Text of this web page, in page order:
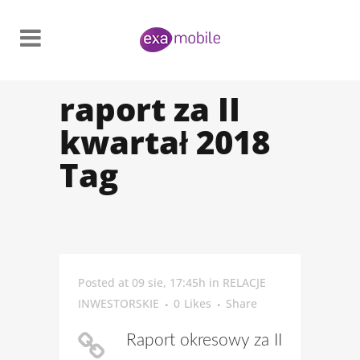
raport za II
kwartał 2018
Tag
Posted at 09 sie, 17:45h in RELACJE
INWESTORSKIE
0 Likes Share
Raport okresowy za II